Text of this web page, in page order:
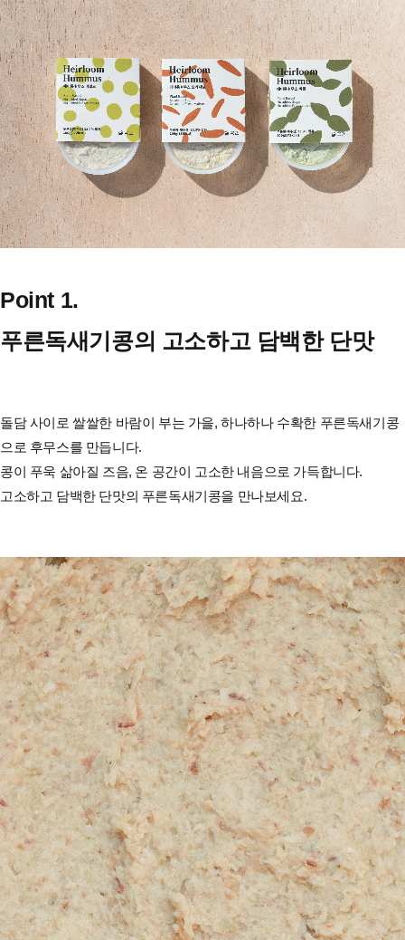
Point 1.
푸른독새기콩의 고소하고 담백한 단맛
돌담 사이로 쌀쌀한 바람이 부는 가을, 하나하나 수확한 푸른독새기콩
으로 후무스를 만듭니다.
콩이 푸욱 삶아질 즈음, 온 공간이 고소한 내음으로 가득합니다.
고소하고 담백한 단맛의 푸른독새기콩을 만나보세요.